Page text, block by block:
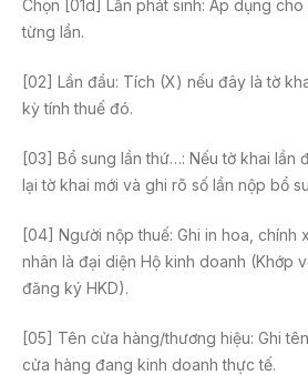
Chọn [01d] Lần phát sinh: Áp dụng
từng lần.
[02] Lần đầu: Tích (X) nếu đây là tờ
kỳ tính thuế đó.
[03] Bổ sung lần thứ…: Nếu tờ khai lần
lại tờ khai mới và ghi rõ số lần nộp bổ
[04] Người nộp thuế: Ghi in hoa, chính
nhân là đại diện Hộ kinh doanh (Khớp
đăng ký HKD).
[05] Tên cửa hàng/thương hiệu: Ghi
cửa hàng đang kinh doanh thực tế.